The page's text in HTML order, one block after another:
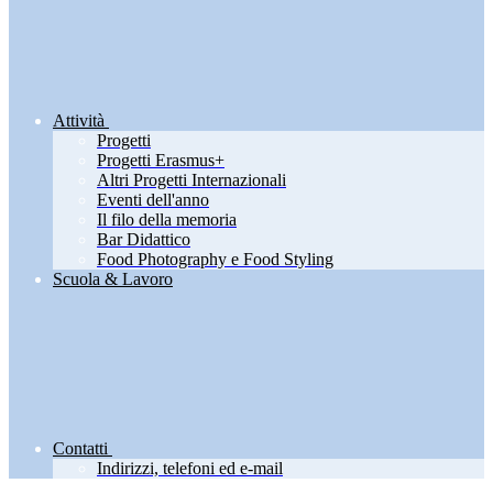
Attività
Progetti
Progetti Erasmus+
Altri Progetti Internazionali
Eventi dell'anno
Il filo della memoria
Bar Didattico
Food Photography e Food Styling
Scuola & Lavoro
Contatti
Indirizzi, telefoni ed e-mail